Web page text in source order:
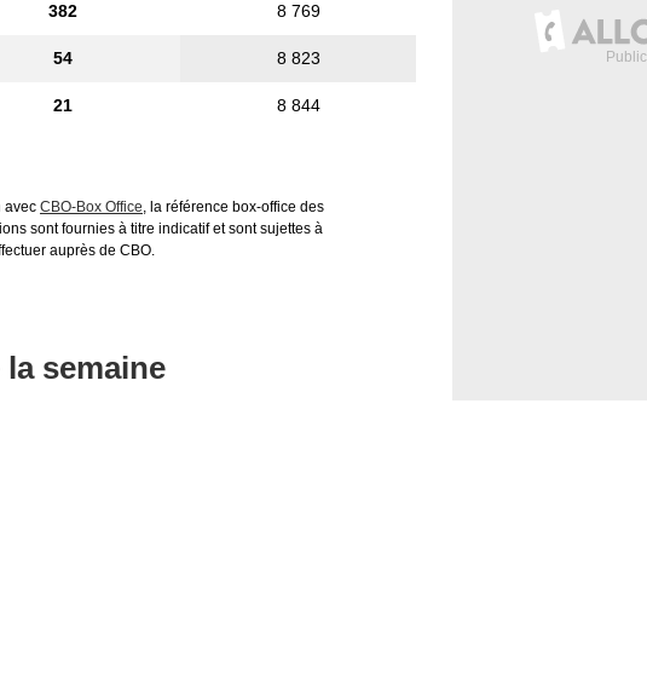
382 8 769
54 8 823
21 8 844
avec CBO-Box Office, la référence box-office des
sont fournies à titre indicatif et sont sujettes à
auprès de CBO.
semaine